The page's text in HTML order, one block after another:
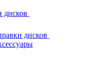
дисков
дисков